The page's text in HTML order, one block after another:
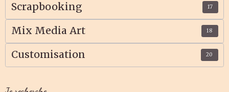
Scrapbooking 17
Mix Media Art 18
Customisation 20